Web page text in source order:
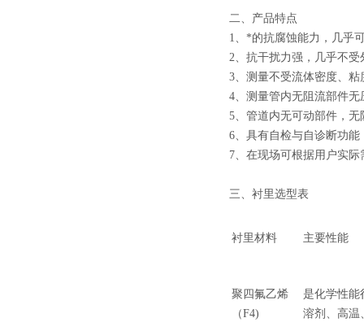
二、产品特点
1、*的抗腐蚀能力，几乎
2、抗干扰力强，几乎不受
3、测量不受流体密度、
4、测量管内无阻流部件
5、管道内无可动部件，
6、具有自检与自诊断功能
7、在现场可根据用户实
三、衬里选型表
衬里材料 主要性能
聚四氟乙烯
（F4)
是化学性能
溶剂、高温